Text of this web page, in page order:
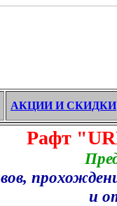
АКЦИИ И СКИДКИ
-
на